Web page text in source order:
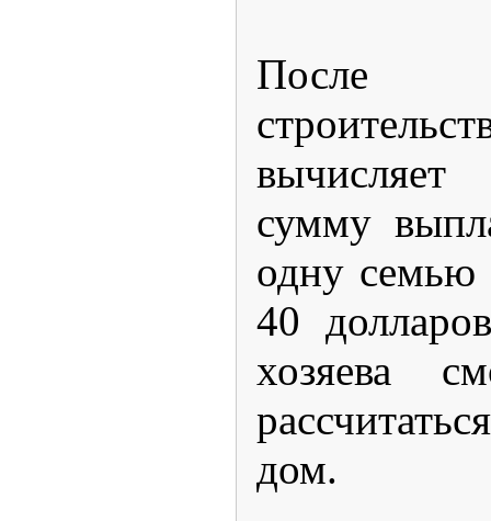
После
сумму
одну семью
40
хозяева
дом.